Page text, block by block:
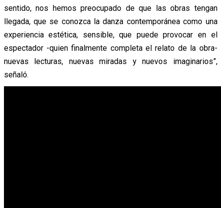
sentido, nos hemos preocupado de que las obras tengan
llegada, que se conozca la danza contemporánea como una
experiencia estética, sensible, que puede provocar en el
espectador -quien finalmente completa el relato de la obra-
nuevas lecturas, nuevas miradas y nuevos imaginarios”,
señaló.